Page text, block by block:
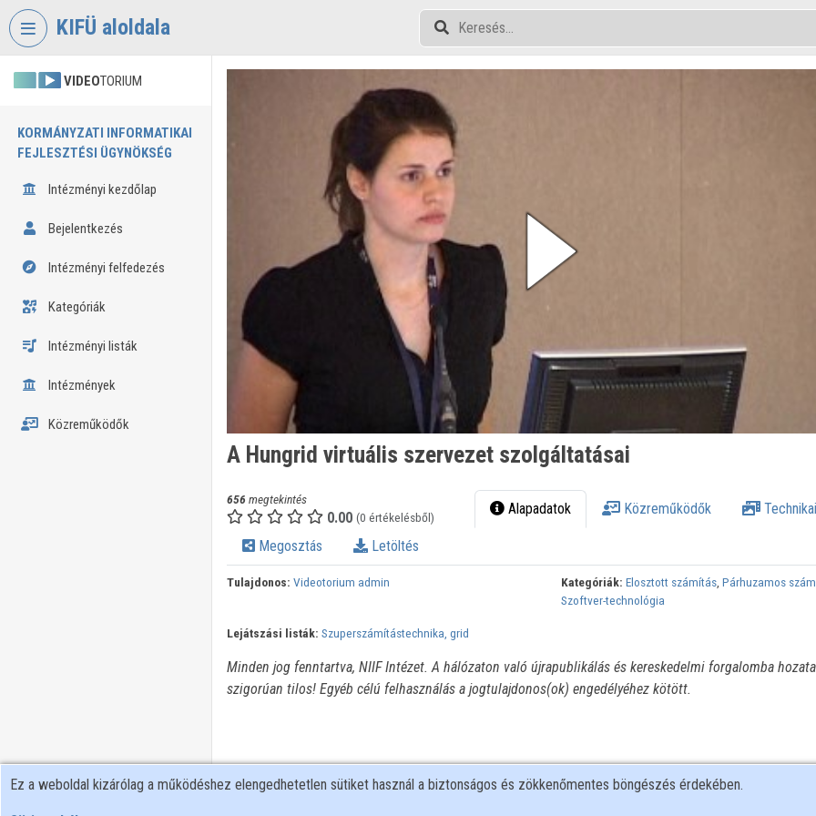
Fejléc kihagyása
KIFÜ aloldala
VIDEOTORIUM
KORMÁNYZATI INFORMATIKAI
FEJLESZTÉSI ÜGYNÖKSÉG
Intézményi kezdőlap
Bejelentkezés
Intézményi felfedezés
Kategóriák
Intézményi listák
Intézmények
Közreműködők
A Hungrid virtuális szervezet szolgáltatásai
656 megtekintés
0.00 (0 értékelésből) Alapadatok Közreműködők
Megosztás Letöltés
Tulajdonos: Videotorium admin Kategóriák: Elosztott számítás,Párhuzamos
Szoftver-technológia
Lejátszási listák: Szuperszámítástechnika, grid
Minden jog fenntartva, NIIF Intézet. A hálózaton való újrapublikálás és kereskedelmi forgalomba
szigorúan tilos! Egyéb célú felhasználás a jogtulajdonos(ok) engedélyéhez kötött.
Ez a weboldal kizárólag a működéshez elengedhetetlen sütiket használ a biztonságos és zökkenőmentes böngészés érdekében.